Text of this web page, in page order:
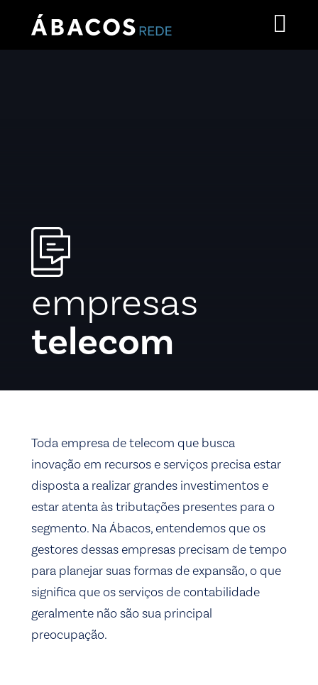
empresas
telecom
Toda empresa de telecom que busca
inovação em recursos e serviços precisa estar
disposta a realizar grandes investimentos e
estar atenta às tributações presentes para o
segmento. Na Ábacos, entendemos que os
gestores dessas empresas precisam de tempo
para planejar suas formas de expansão, o que
significa que os serviços de contabilidade
geralmente não são sua principal
preocupação.